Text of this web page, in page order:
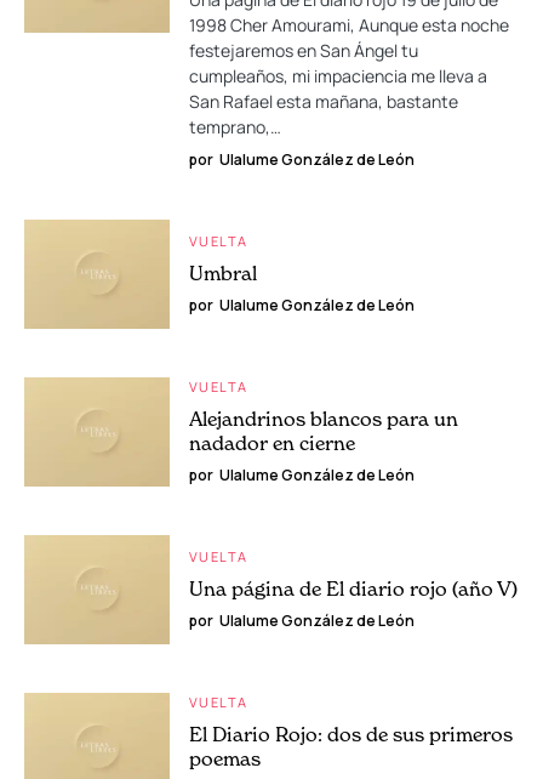
1998 Cher Amourami, Aunque esta noche
festejaremos en San Ángel tu
cumpleaños, mi impaciencia me lleva a
San Rafael esta mañana, bastante
temprano,…
por Ulalume González de León
VUELTA
Umbral
por Ulalume González de León
VUELTA
Alejandrinos blancos para un
nadador en cierne
por Ulalume González de León
VUELTA
Una página de El diario rojo (año V)
por Ulalume González de León
VUELTA
El Diario Rojo: dos de sus primeros
poemas